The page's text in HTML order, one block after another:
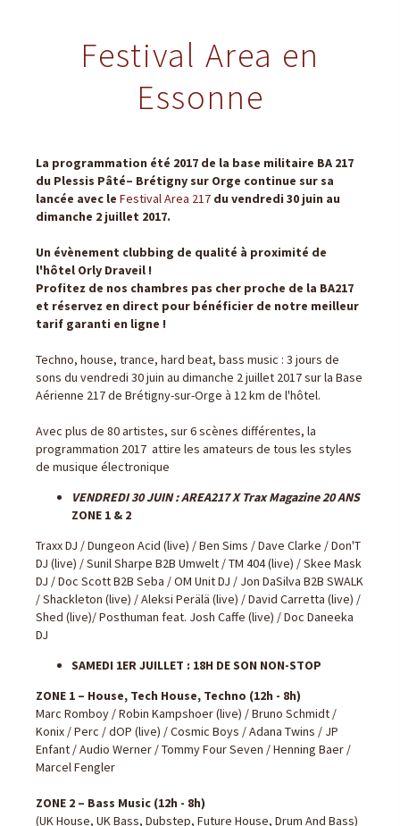
Festival Area en
Essonne
La programmation été 2017 de la base militaire BA 217
du Plessis Pâté– Brétigny sur Orge continue sur sa
lancée avec le Festival Area 217 du vendredi 30 juin au
dimanche 2 juillet 2017.
Un évènement clubbing de qualité à proximité de
l'hôtel Orly Draveil !
Profitez de nos chambres pas cher proche de la BA217
et réservez en direct pour bénéficier de notre meilleur
tarif garanti en ligne !
Techno, house, trance, hard beat, bass music : 3 jours de
sons du vendredi 30 juin au dimanche 2 juillet 2017 sur la Base
Aérienne 217 de Brétigny-sur-Orge à 12 km de l'hôtel.
Avec plus de 80 artistes, sur 6 scènes différentes, la
programmation 2017 attire les amateurs de tous les styles
de musique électronique
VENDREDI 30 JUIN : AREA217 X Trax Magazine 20 ANS
ZONE 1 & 2
Traxx DJ / Dungeon Acid (live) / Ben Sims / Dave Clarke / Don'T
DJ (live) / Sunil Sharpe B2B Umwelt / TM 404 (live) / Skee Mask
DJ / Doc Scott B2B Seba / OM Unit DJ / Jon DaSilva B2B SWALK
/ Shackleton (live) / Aleksi Perälä (live) / David Carretta (live) /
Shed (live)/ Posthuman feat. Josh Caffe (live) / Doc Daneeka
DJ
SAMEDI 1ER JUILLET : 18H DE SON NON-STOP
ZONE 1 – House, Tech House, Techno (12h - 8h)
Marc Romboy / Robin Kampshoer (live) / Bruno Schmidt /
Konix / Perc / dOP (live) / Cosmic Boys / Adana Twins / JP
Enfant / Audio Werner / Tommy Four Seven / Henning Baer /
Marcel Fengler
ZONE 2 – Bass Music (12h - 8h)
(UK House, UK Bass, Dubstep, Future House, Drum And Bass)